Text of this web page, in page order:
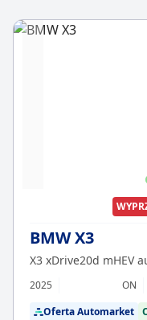
BMW X3
X3 xDrive20d mHEV
2025 ON
Oferta Automarket